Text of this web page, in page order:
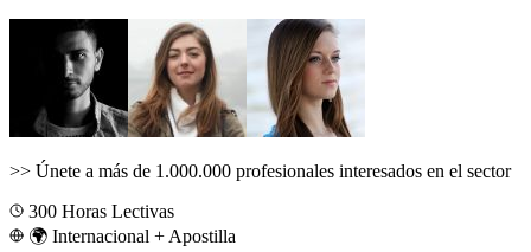
>> Únete a más de 1.000.000 profesionales interesados en el sector
300 Horas Lectivas
🌍 Internacional + Apostilla